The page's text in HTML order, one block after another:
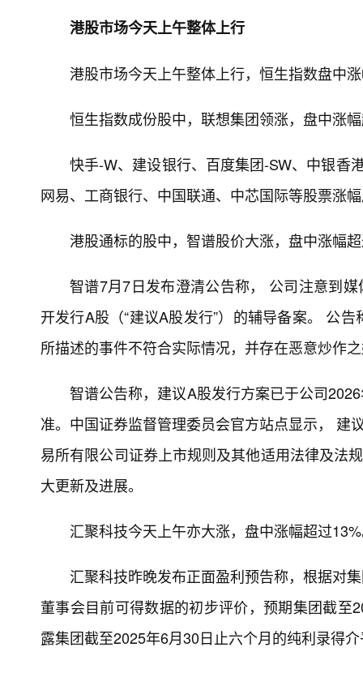
港股市场今天上午整体上行
港股市场今天上午整体上行，恒生指数盘中
恒生指数成份股中，联想集团领涨，盘中涨
快手-W、建设银行、百度集团-SW、中银香
网易、工商银行、中国联通、中芯国际等股票涨
港股通标的股中，智谱股价大涨，盘中涨幅
智谱7月7日发布澄清公告称， 公司注意到
开发行A股（“建议A股发行”）的辅导备案。 公
所描述的事件不符合实际情况，并存在恶意炒作
智谱公告称，建议A股发行方案已于公司
准。中国证券监督管理委员会官方站点显示， 建
易所有限公司证券上市规则及其他适用法律及法
大更新及进展。
汇聚科技今天上午亦大涨，盘中涨幅超过
汇聚科技昨晚发布正面盈利预告称，根据对
董事会目前可得数据的初步评价，预期集团截
露集团截至2025年6月30日止六个月的纯利录得